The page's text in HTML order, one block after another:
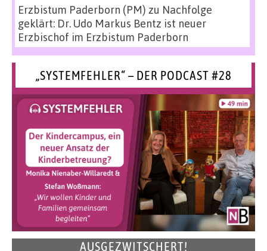
Erzbistum Paderborn (PM) zu Nachfolge
geklärt: Dr. Udo Markus Bentz ist neuer
Erzbischof im Erzbistum Paderborn
„SYSTEMFEHLER“ – DER PODCAST #28
AUSGEZWITSCHERT!